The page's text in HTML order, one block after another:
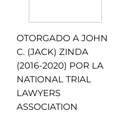
OTORGADO A JOHN
C. (JACK) ZINDA
(2016-2020) POR LA
NATIONAL TRIAL
LAWYERS
ASSOCIATION